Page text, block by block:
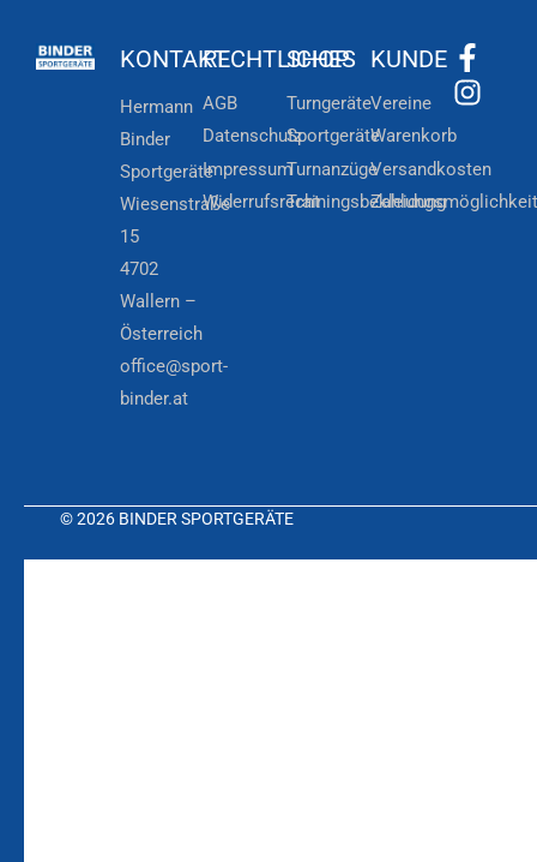
KONTAKT
Hermann
Binder
Sportgeräte
Wiesenstraße
15
4702
Wallern –
Österreich
office@sport-
binder.at
RECHTLICHES
AGB
Datenschutz
Impressum
Widerrufsrecht
SHOP
Turngeräte
Sportgeräte
Turnanzüge
Trainingsbekleidung
KUNDE
Vereine
Warenkorb
Versandkosten
© 2026 BINDER SPORTGERÄTE